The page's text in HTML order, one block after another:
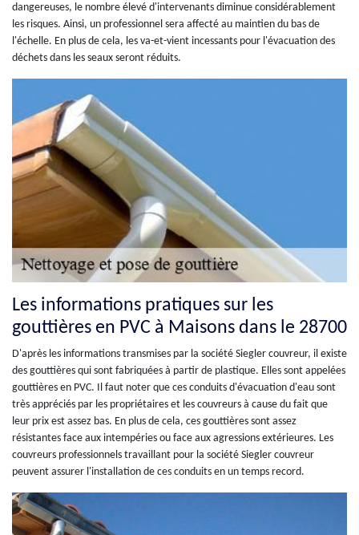
dangereuses, le nombre élevé d'intervenants diminue considérablement
les risques. Ainsi, un professionnel sera affecté au maintien du bas de
l'échelle. En plus de cela, les va-et-vient incessants pour l'évacuation des
déchets dans les seaux seront réduits.
Les informations pratiques sur les
gouttières en PVC à Maisons dans le 28700
D'après les informations transmises par la société Siegler couvreur, il existe
des gouttières qui sont fabriquées à partir de plastique. Elles sont appelées
gouttières en PVC. Il faut noter que ces conduits d'évacuation d'eau sont
très appréciés par les propriétaires et les couvreurs à cause du fait que
leur prix est assez bas. En plus de cela, ces gouttières sont assez
résistantes face aux intempéries ou face aux agressions extérieures. Les
couvreurs professionnels travaillant pour la société Siegler couvreur
peuvent assurer l'installation de ces conduits en un temps record.